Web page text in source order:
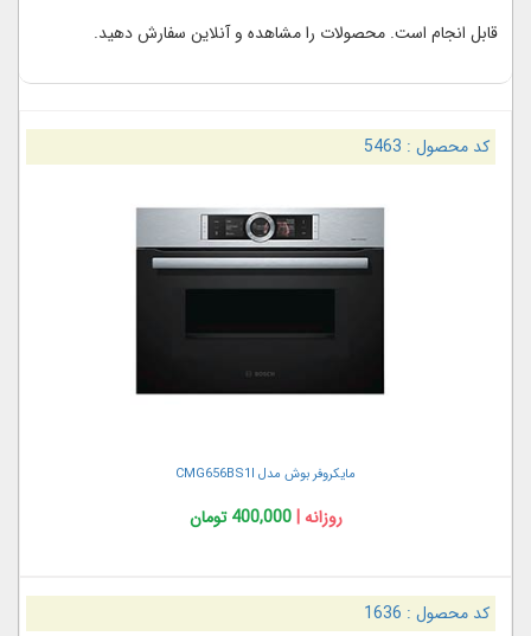
قابل انجام است. محصولات را مشاهده و آنلاین سفارش دهید.
کد محصول : 5463
مايكروفر بوش مدل CMG656BS1I
روزانه |400,000 تومان
کد محصول : 1636